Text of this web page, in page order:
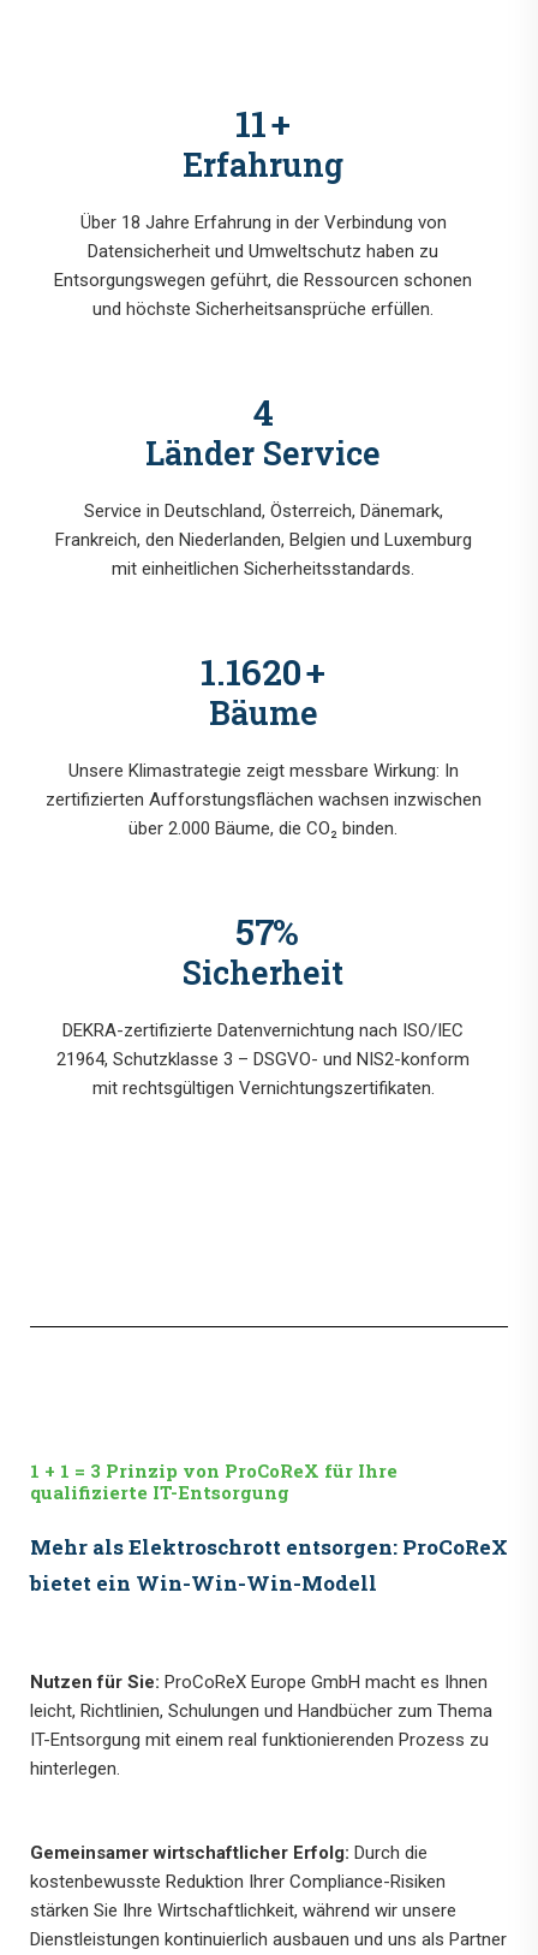
14 +
Erfahrung
Über 18 Jahre Erfahrung in der Verbindung von
Datensicherheit und Umweltschutz haben zu
Entsorgungswegen geführt, die Ressourcen schonen
und höchste Sicherheitsansprüche erfüllen.
5
Länder Service
Service in Deutschland, Österreich, Dänemark,
Frankreich, den Niederlanden, Belgien und Luxemburg
mit einheitlichen Sicherheitsstandards.
1.4640 +
Bäume
Unsere Klimastrategie zeigt messbare Wirkung: In
zertifizierten Aufforstungsflächen wachsen inzwischen
über 2.000 Bäume, die CO₂ binden.
72%
Sicherheit
DEKRA-zertifizierte Datenvernichtung nach ISO/IEC
21964, Schutzklasse 3 – DSGVO- und NIS2-konform
mit rechtsgültigen Vernichtungszertifikaten.
1 + 1 = 3 Prinzip von ProCoReX für Ihre
qualifizierte IT-Entsorgung
Mehr als Elektroschrott entsorgen: ProCoReX
bietet ein Win-Win-Win-Modell
Nutzen für Sie: ProCoReX Europe GmbH macht es Ihnen
leicht, Richtlinien, Schulungen und Handbücher zum Thema
IT-Entsorgung mit einem real funktionierenden Prozess zu
hinterlegen.
Gemeinsamer wirtschaftlicher Erfolg: Durch die
kostenbewusste Reduktion Ihrer Compliance-Risiken
stärken Sie Ihre Wirtschaftlichkeit, während wir unsere
Dienstleistungen kontinuierlich ausbauen und uns als Partner